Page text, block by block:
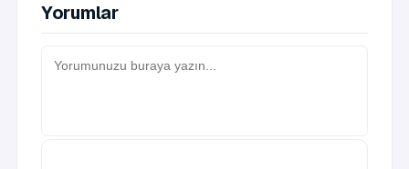
Yorumlar